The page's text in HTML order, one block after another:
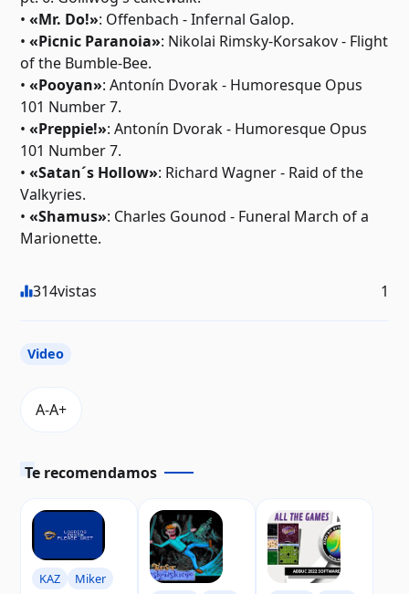
•«Mr. Do!»: Offenbach - Infernal Galop.
•«Picnic Paranoia»: Nikolai Rimsky-Korsakov - Flight
of the Bumble-Bee.
•«Pooyan»: Antonín Dvorak - Humoresque Opus
101 Number 7.
•«Preppie!»: Antonín Dvorak - Humoresque Opus
101 Number 7.
•«Satan´s Hollow»: Richard Wagner - Raid of the
Valkyries.
•«Shamus»: Charles Gounod - Funeral March of a
Marionette.
314vistas 1
Video
Te recomendamos
KAZ
Miker